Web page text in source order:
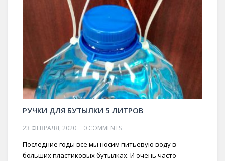
РУЧКИ ДЛЯ БУТЫЛКИ 5 ЛИТРОВ
23 ФЕВРАЛЯ, 2020 0 COMMENTS
Последние годы все мы носим питьевую воду в
больших пластиковых бутылках. И очень часто